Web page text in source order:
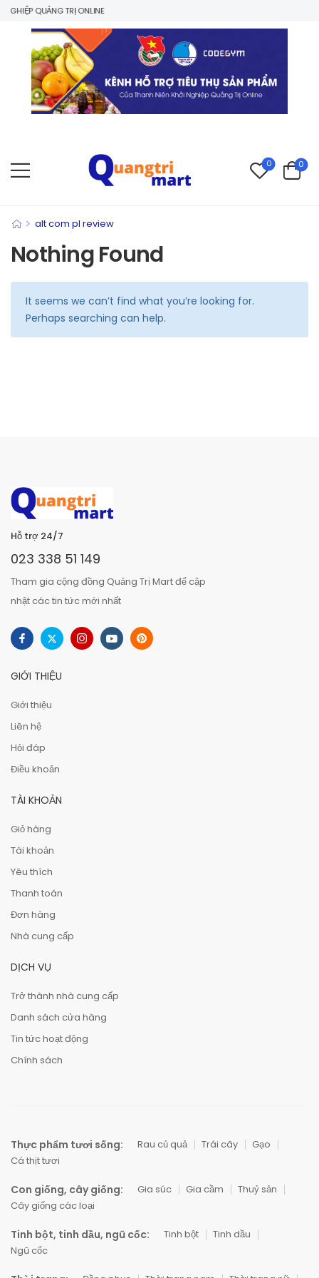
QUẢNG TRỊ ONLINE
0 0
> alt com pl review
Nothing Found
It seems we can’t find what you’re looking for.
Perhaps searching can help.
Hỗ trợ 24/7
023 338 51 149
Tham gia cộng đồng Quảng Trị Mart để cập
nhật các tin tức mới nhất
GIỚI THIỆU
Giới thiệu
Liên hệ
Hỏi đáp
Điều khoản
TÀI KHOẢN
Giỏ hàng
Tài khoản
Yêu thích
Thanh toán
Đơn hàng
Nhà cung cấp
DỊCH VỤ
Trở thành nhà cung cấp
Danh sách cửa hàng
Tin tức hoạt động
Chính sách
Thực phẩm tươi sống: Rau củ quả Trái cây
Gạo
Cá thịt tươi
Con giống, cây giống: Gia súc Gia cầm
Thuỷ sản
Cây giống các loại
Tinh bột, tinh dầu, ngũ cốc: Tinh bột
Tinh dầu
Ngũ cốc